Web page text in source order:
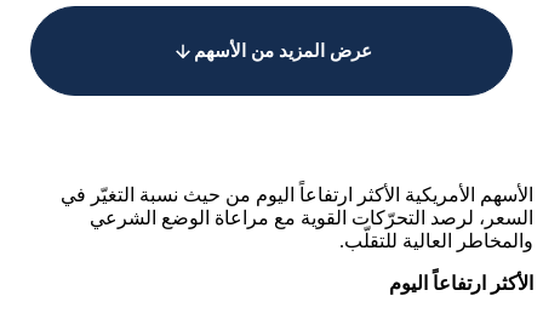
عرض المزيد من الأسهم
الأسهم الأمريكية الأكثر ارتفاعاً اليوم من حيث نسبة التغيّر في
السعر، لرصد التحرّكات القوية مع مراعاة الوضع الشرعي
والمخاطر العالية للتقلّب.
الأكثر ارتفاعاً اليوم